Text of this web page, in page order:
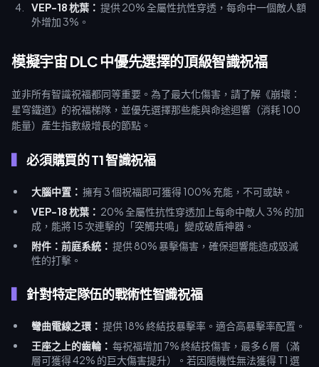
VEP-18 枕葉： 提供 20% 全屬性抗性穿透，每命中一個敵人額
外增加 3%。
模擬宇宙 DLC 中優先選擇的頂級智識祝福
並非所有智識祝福都同等重要。為了最大化傷害，請了解《崩壞：
星穹鐵道》的祝福梯隊，並優先選擇那些能與命途迴響（消耗 100
能量）產生指數級增長的節點。
必須購買的 T1 智識祝福
大腦中置： 擁有 3 個祝福即可獲得 100% 充能，不可或缺。
VEP-18 枕葉： 20% 全屬性抗性穿透加上每命中敵人 3% 的加
成，能將 15 次連擊的「突觸共鳴」變成破盾神器。
附件：前庭系統： 提供 80% 暴擊傷害，確保迴響能造成毀滅
性的打擊。
針對特定隊伍的戰術性智識祝福
彎曲電線之環： 提供 18% 終結技暴擊率。適合高暴擊率配置。
王座之上的齒輪： 每祝福增加 7% 終結技傷害，最多 6 層（滿
層可獲得 42% 的巨大傷害提升）。若因隨機性無法獲得 T1 選